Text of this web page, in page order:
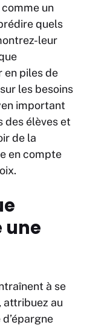
un
quels
leur
en piles de
les besoins
important
des élèves et
de la
en compte
une
à se
attribuez au